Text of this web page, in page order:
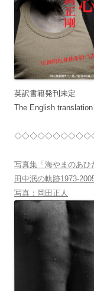
英訳書籍発刊未定
The English
写真集「海やまのあひ
田中泯の軌跡1973-
写真：岡田正人